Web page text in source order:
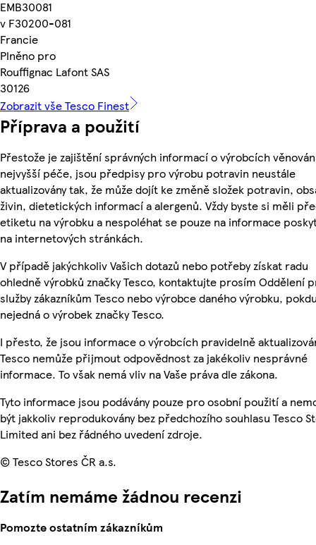
EMB30081
v F30200-081
Francie
Plněno pro
Rouffignac Lafont SAS
30126
Zobrazit vše Tesco Finest
Příprava a použití
Přestože je zajištění správných informací o výrobcích
nejvyšší péče, jsou předpisy pro výrobu potravin neustále
aktualizovány tak, že může dojít ke změně složek potravin,
živin, dietetických informací a alergenů. Vždy byste si měli
etiketu na výrobku a nespoléhat se pouze na informace
na internetových stránkách.
V případě jakýchkoliv Vašich dotazů nebo potřeby získat radu
ohledně výrobků značky Tesco, kontaktujte prosím Oddělení
služby zákazníkům Tesco nebo výrobce daného výrobku,
nejedná o výrobek značky Tesco.
I přesto, že jsou informace o výrobcích pravidelně
Tesco nemůže přijmout odpovědnost za jakékoliv nesprávné
informace. To však nemá vliv na Vaše práva dle zákona.
Tyto informace jsou podávány pouze pro osobní použití a
být jakkoliv reprodukovány bez předchozího souhlasu Tesco
Limited ani bez řádného uvedení zdroje.
© Tesco Stores ČR a.s.
Zatím nemáme žádnou recenzi
Pomozte ostatním zákazníkům